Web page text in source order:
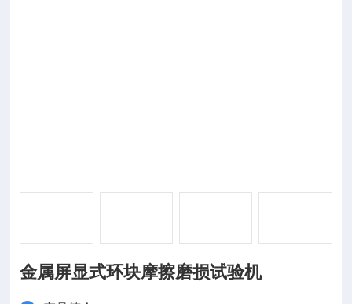
金属屏显式环块摩擦磨损试验机